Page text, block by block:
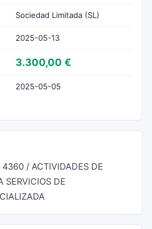
Sociedad Limitada (SL)
2025-05-13
3.300,00 €
2025-05-05
/ ACTIVIDADES DE
SERVICIOS DE